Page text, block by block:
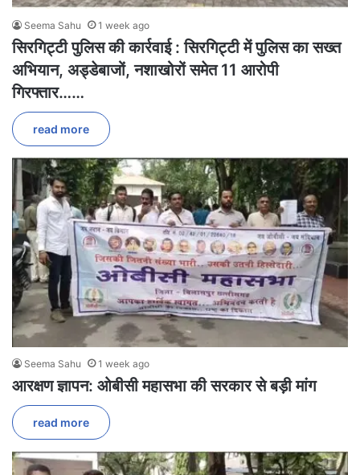
Seema Sahu 1 week ago
सिरगिट्टी पुलिस की कार्रवाई : सिरगिट्टी में पुलिस का सख्त
अभियान, अड्डेबाजों, नशाखोरों समेत 11 आरोपी
गिरफ्तार……
read more
Seema Sahu 1 week ago
आरक्षण ज्ञापन: ओबीसी महासभा की सरकार से बड़ी मांग
read more